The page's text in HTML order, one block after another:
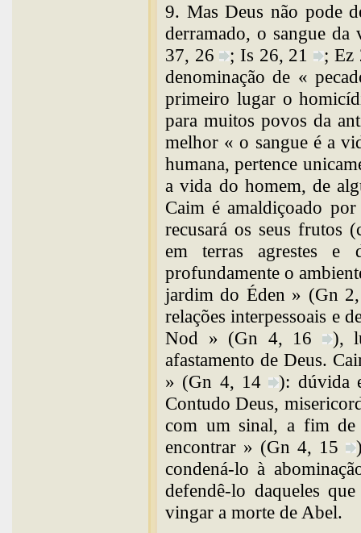
9. Mas Deus não pode
derramado, o sangue
37, 26
; Is 26, 21
; Ez
denominação de «
primeiro lugar o
para muitos povos da
melhor « o sangue é a
humana, pertence
a vida do homem, de
Caim é amaldiçoado
recusará os seus frutos
em terras agrestes e
profundamente o
jardim do Éden » (Gn
relações interpessoais e
Nod » (Gn 4, 16
),
afastamento de Deus.
» (Gn 4, 14
): dúvida
Contudo Deus,
com um sinal, a fim de
encontrar » (Gn 4, 15
condená-lo à
defendê-lo daqueles
vingar a morte de Abel.